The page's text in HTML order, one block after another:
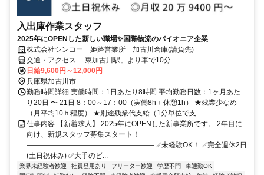
入出庫作業スタッフ
2025年にOPENした新しい職場✨国際物流のパイオニア企業
株式会社シンコー 姫路営業所 加古川倉庫(請負先)
交通・アクセス 「東加古川駅」より車で10分
日給9,600円～12,000円
兵庫県加古川市
勤務時間詳細 実働時間：1日あたり8時間 平均勤務日数：1ヶ月あた
り20日 〜 21日 8：00～17：00（実働8h＋休憩1h） ★残業少なめ
（月平均10ｈ程度） ★別途残業代支給（1分単位で支...
仕事内容 【新着求人】 2025年にOPENした新事業所です。 2年目に
向け、新規スタッフ募集スタート！
―――――――――――――――――― ✅未経験OK！ ✅完全週休2日
(土日祝休み) ✅大手のビ...
業界未経験者歓迎 社員登用あり フリーター歓迎 学歴不問
車通勤OK